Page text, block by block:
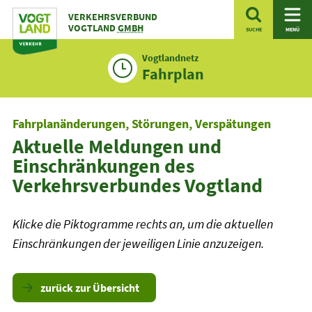
Zum
Inhalt
VERKEHRSVERBUND
VOGTLANDGMBH SUCHE MENÜ
Vogtlandnetz
Fahrplan
Fahrplanänderungen, Störungen, Verspätungen
Aktuelle Meldungen und
Einschränkungen des
Verkehrsverbundes Vogtland
Klicke die Piktogramme rechts an, um die aktuellen
Einschränkungen der jeweiligen Linie anzuzeigen.
zurück zur Übersicht